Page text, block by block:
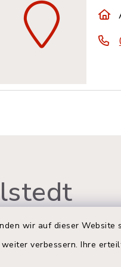
wir auf dieser
verbessern. Ihre